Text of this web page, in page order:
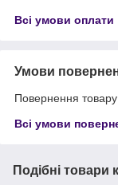
Всі умови оплати
Умови
Повернення
Всі умови
Подібні товари